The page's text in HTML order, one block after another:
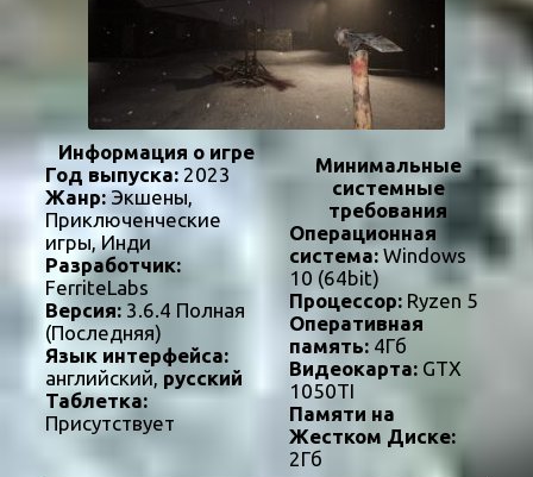
Информация о игре
Год выпуска: 2023
Жанр: Экшены,
Приключенческие
игры, Инди
Разработчик:
FerriteLabs
Версия: 3.6.4 Полная
(Последняя)
Язык интерфейса:
английский, русский
Таблетка:
Присутствует
Минимальные
системные
требования
Операционная
система:Windows
10 (64bit)
Процессор:Ryzen 5
Оперативная
память:4Гб
Видеокарта:GTX
1050TI
Памяти на
Жестком Диске:
2Гб